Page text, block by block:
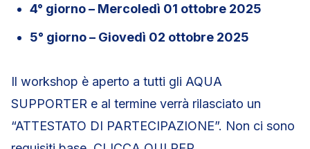
4° giorno – Mercoledì 01 ottobre 2025
5° giorno – Giovedì 02 ottobre 2025
Il workshop è aperto a tutti gli AQUA
SUPPORTER e al termine verrà rilasciato un
“ATTESTATO DI PARTECIPAZIONE”. Non ci sono